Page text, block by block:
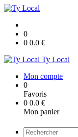
0
0 0.0 €
Ty Local
Mon compte
0
Favoris
0 0.0 €
Mon panier